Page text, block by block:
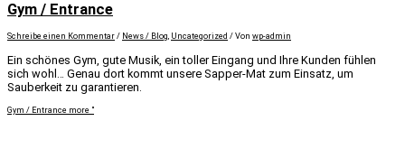
Gym / Entrance
Schreibe einen Kommentar / News / Blog Uncategorized / Von wp-admin
Ein schönes Gym, gute Musik, ein toller Eingang und Ihre Kunden fühlen
sich wohl… Genau dort kommt unsere Sapper-Mat zum Einsatz, um
Sauberkeit zu garantieren.
Gym / Entrance more "